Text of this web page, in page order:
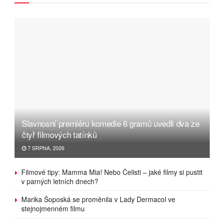
Slavnosní premiéru komedie 6 gramů uvedli dva ze
čtyř filmových tatínků
7 SRPNA, 2026
Filmové tipy: Mamma Mia! Nebo Čelisti – jaké filmy si pustit
v parných letních dnech?
Marika Šoposká se proměnila v Lady Dermacol ve
stejnojmenném filmu